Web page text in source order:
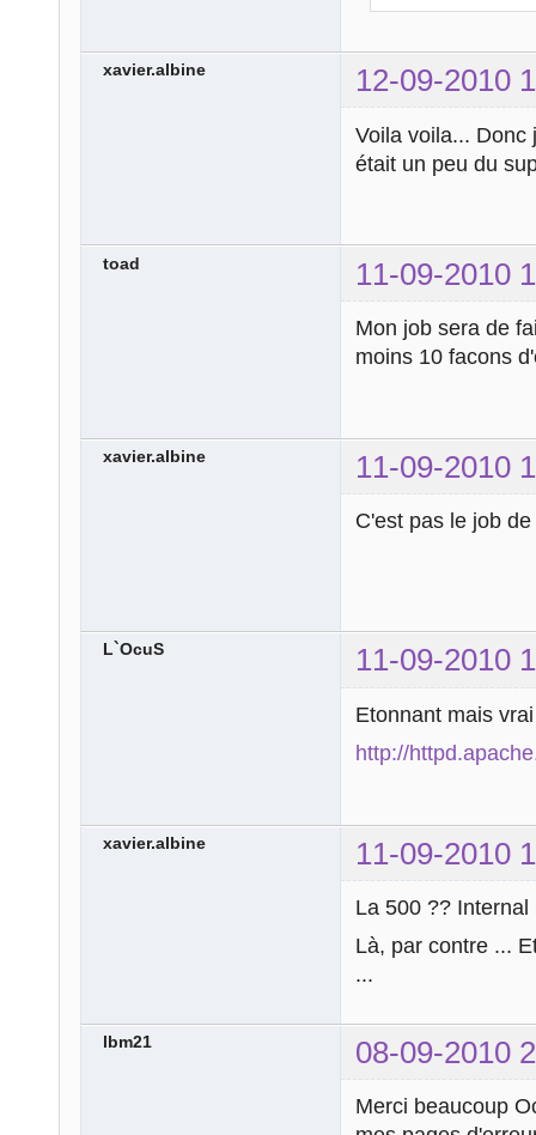
case '502':
break;
echo
'
break;
break;
case '505':
echo 'Version
break;
default:
}
?>
xavier.albine 12-09-2010
Voila voila... Donc
était un peu du
toad 11-09-2010
Mon job sera de
moins 10 facons
xavier.albine 11-09-2010
C'est pas le job
L`OcuS 11-09-2010
Etonnant mais
http://
xavier.albine 11-09-2010
La 500 ??
Là, par contre ...
...
lbm21 08-09-2010
Merci beaucoup